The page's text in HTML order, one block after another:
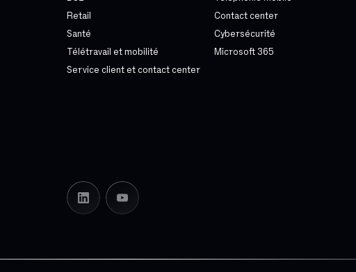
Retail
Santé
Télétravail et mobilité
Service client et contact center
Contact center
Cybersécurité
Microsoft 365